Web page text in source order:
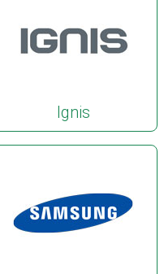
Ignis